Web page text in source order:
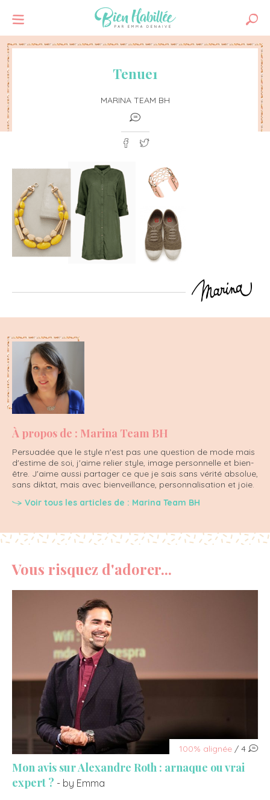
Tenue1
MARINA TEAM BH
À propos de : Marina Team BH
Persuadée que le style n'est pas une question de mode mais
d'estime de soi, j'aime relier style, image personnelle et bien-
être. J'aime aussi partager ce que je sais sans vérité absolue,
sans diktat, mais avec bienveillance, personnalisation et joie.
Voir tous les articles de : Marina Team BH
Vous risquez d'adorer...
100% alignée / 4
Mon avis sur Alexandre Roth : arnaque ou vrai
expert ? - by Emma